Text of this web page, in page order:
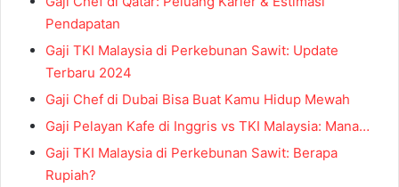
Pendapatan
Gaji TKI Malaysia di Perkebunan Sawit: Update
Terbaru 2024
Gaji Chef di Dubai Bisa Buat Kamu Hidup Mewah
Gaji Pelayan Kafe di Inggris vs TKI Malaysia: Mana…
Gaji TKI Malaysia di Perkebunan Sawit: Berapa
Rupiah?